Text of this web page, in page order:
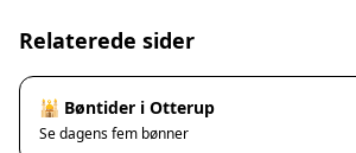
Relaterede sider
🕌 Bøntider i Otterup
Se dagens fem bønner